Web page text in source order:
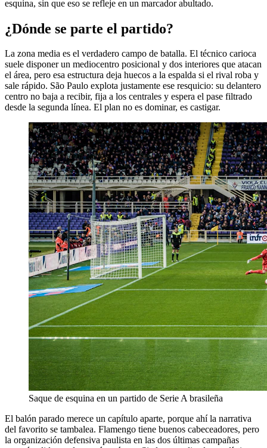
esquina, sin que eso se refleje en un marcador abultado.
¿Dónde se parte el partido?
La zona media es el verdadero campo de batalla. El técnico carioca
suele disponer un mediocentro posicional y dos interiores que atacan
el área, pero esa estructura deja huecos a la espalda si el rival roba y
sale rápido. São Paulo explota justamente ese resquicio: su delantero
centro no baja a recibir, fija a los centrales y espera el pase filtrado
desde la segunda línea. El plan no es dominar, es castigar.
Saque de esquina en un partido de Serie A brasileña
El balón parado merece un capítulo aparte, porque ahí la narrativa
del favorito se tambalea. Flamengo tiene buenos cabeceadores, pero
la organización defensiva paulista en las dos últimas campañas